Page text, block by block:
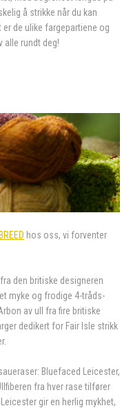
å strikke når du kan
de ulike fargepartiene og
alle rundt deg!
hos oss, vi forventer
den britiske designeren
myke og frodige 4-tråds-
av ull fra fire britiske
dedikert for Fair Isle strikk
Bluefaced Leicester,
fra hver rase tilfører
gir en herlig mykhet,